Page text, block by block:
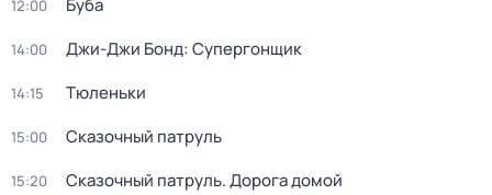
12:00 Буба
14:00 Джи-Джи Бонд: Супергонщик
14:15 Тюленьки
15:00 Сказочный патруль
15:20 Сказочный патруль. Дорога домой